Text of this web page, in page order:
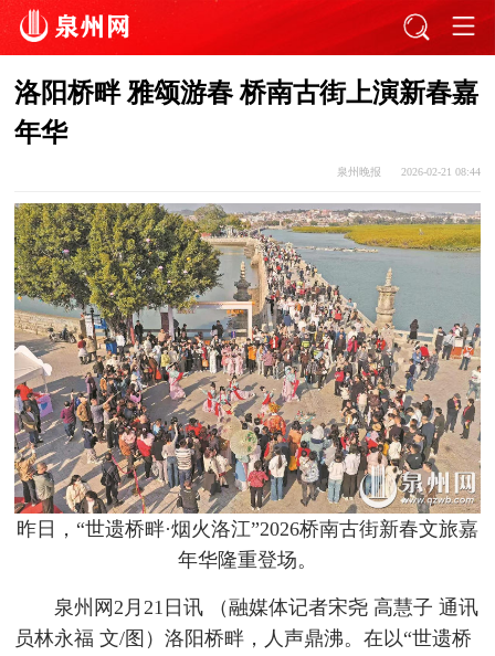
洛阳桥畔 雅颂游春 桥南古街上演新春嘉
年华
泉州晚报 2026-02-21 08:44
昨日，“世遗桥畔·烟火洛江”2026桥南古街新春文旅嘉
年华隆重登场。
泉州网2月21日讯 （融媒体记者宋尧 高慧子 通讯
员林永福 文/图）洛阳桥畔，人声鼎沸。在以“世遗桥